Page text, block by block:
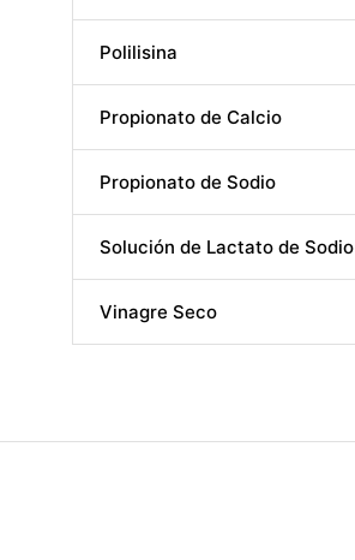
Polilisina
Propionato de Calcio
Propionato de Sodio
Solución de Lactato de Sodio
Vinagre Seco